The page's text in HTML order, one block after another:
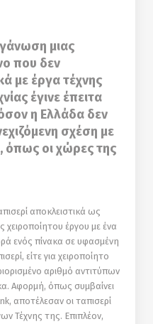
μιας
που δεν
με έργα τέχνης
έγινε έπειτα
η Ελλάδα δεν
σχέση με
όπως οι χώρες της
αποκλειστικά ως
έργου µε ένα
ενός πίνακα σε υφασμένη
είτε για χειροποίητο
αριθµό αντιτύπων
Αφορµή, όπως συµβαίνει
αποτέλεσαν οι ταπισερί
Τέχνης της. Επιπλέον,